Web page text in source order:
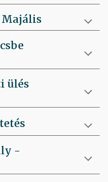
Majális
ülés
-